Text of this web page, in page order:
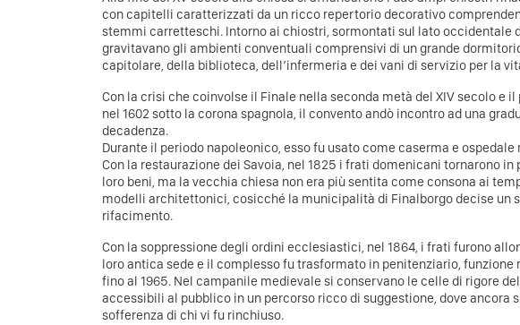
con capitelli caratterizzati da un ricco repertorio decorativo
stemmi carrette­schi. Intorno ai chiostri, sormontati sul lato occidentale
gravitavano gli ambienti conventuali comprensivi di un grande
capitolare, della biblioteca, dell’infermeria e dei vani di servizio per la
Con la crisi che coinvolse il Finale nella seconda metà del XIV secolo e il
nel 1602 sotto la corona spagnola, il convento andò incontro ad una
decadenza.
Durante il periodo napoleonico, esso fu usato come caserma e
Con la restaurazione dei Savoia, nel 1825 i frati domenicani tornarono in
loro beni, ma la vecchia chiesa non era più sentita come consona ai
modelli architettonici, cosicché la municipalità di Finalborgo decise un
rifacimento.
Con la soppressione degli ordini ecclesiastici, nel 1864, i frati furono
loro antica sede e il complesso fu trasformato in penitenziario, funzione
fino al 1965. Nel campanile medievale si conservano le celle di rigore
accessibili al pubblico in un percorso ricco di suggestione, dove ancora
sofferenza di chi vi fu rinchiuso.